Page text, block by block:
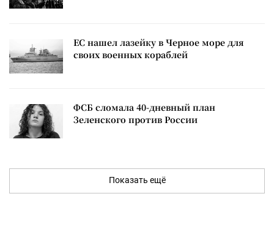
ЕС нашел лазейку в Черное море для
своих военных кораблей
ФСБ сломала 40-дневный план
Зеленского против России
Показать ещё